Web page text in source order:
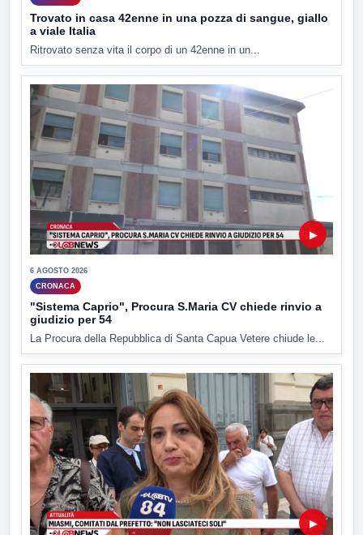
Trovato in casa 42enne in una pozza di sangue, giallo
a viale Italia
Ritrovato senza vita il corpo di un 42enne in un...
▶
6 AGOSTO 2026
CRONACA
"Sistema Caprio", Procura S.Maria CV chiede rinvio a
giudizio per 54
La Procura della Repubblica di Santa Capua Vetere chiude le...
▶